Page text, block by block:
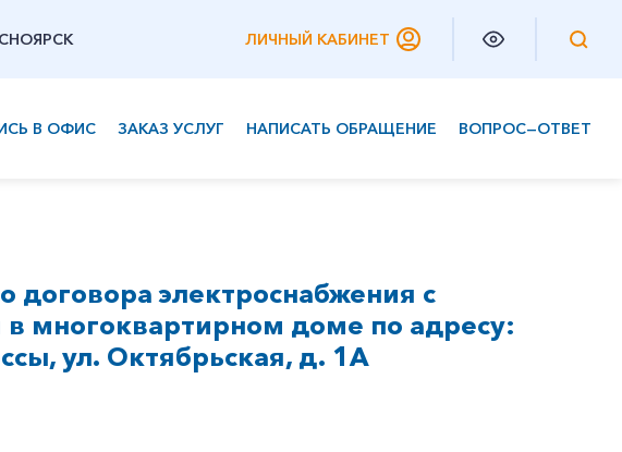
ЛИЧНЫЙ КАБИНЕТ
В ОФИС ЗАКАЗ УСЛУГ НАПИСАТЬ ОБРАЩЕНИЕ ВОПРОС—ОТВЕТ
электроснабжения с
многоквартирном доме по адресу:
ул. Октябрьская, д. 1А